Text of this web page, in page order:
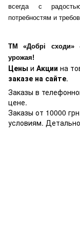
всегда с
потребностям и
ТМ «Добрі сходи»
урожая!
Цены и Акции на
заказе на сайте.
Заказы в
цене.
Заказы от 10000
условиям.